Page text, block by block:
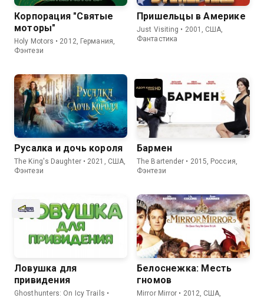
Корпорация "Святые
моторы"
Holy Motors • 2012, Германия,
Фэнтези
Пришельцы в Америке
Just Visiting • 2001, США,
Фантастика
Русалка и дочь короля
The King's Daughter • 2021, США,
Фэнтези
Бармен
The Bartender • 2015, Россия,
Фэнтези
Ловушка для
привидения
Ghosthunters: On Icy Trails •
Белоснежка: Месть
гномов
Mirror Mirror • 2012, США,